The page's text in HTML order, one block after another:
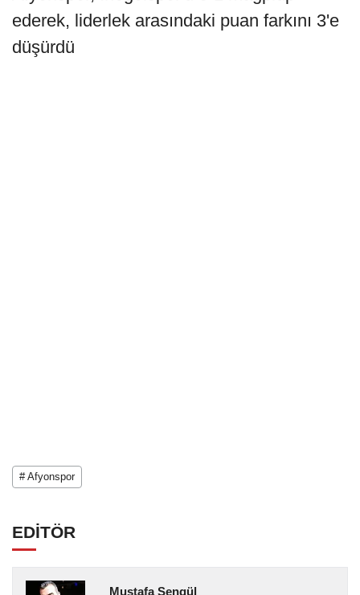
ederek, liderlek arasındaki puan farkını 3'e
düşürdü
# Afyonspor
EDİTÖR
Mustafa Şengül